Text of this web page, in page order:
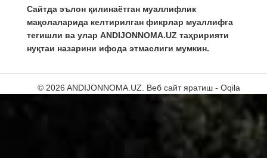
Сайтда эълон қилинаётган муаллифлик
мақолаларида келтирилган фикрлар муаллифга
тегишли ва улар ANDIJONNOMA.UZ таҳририяти
нуқтаи назарини ифода этмаслиги мумкин.
© 2026 ANDIJONNOMA.UZ. Веб сайт яратиш - Oqila